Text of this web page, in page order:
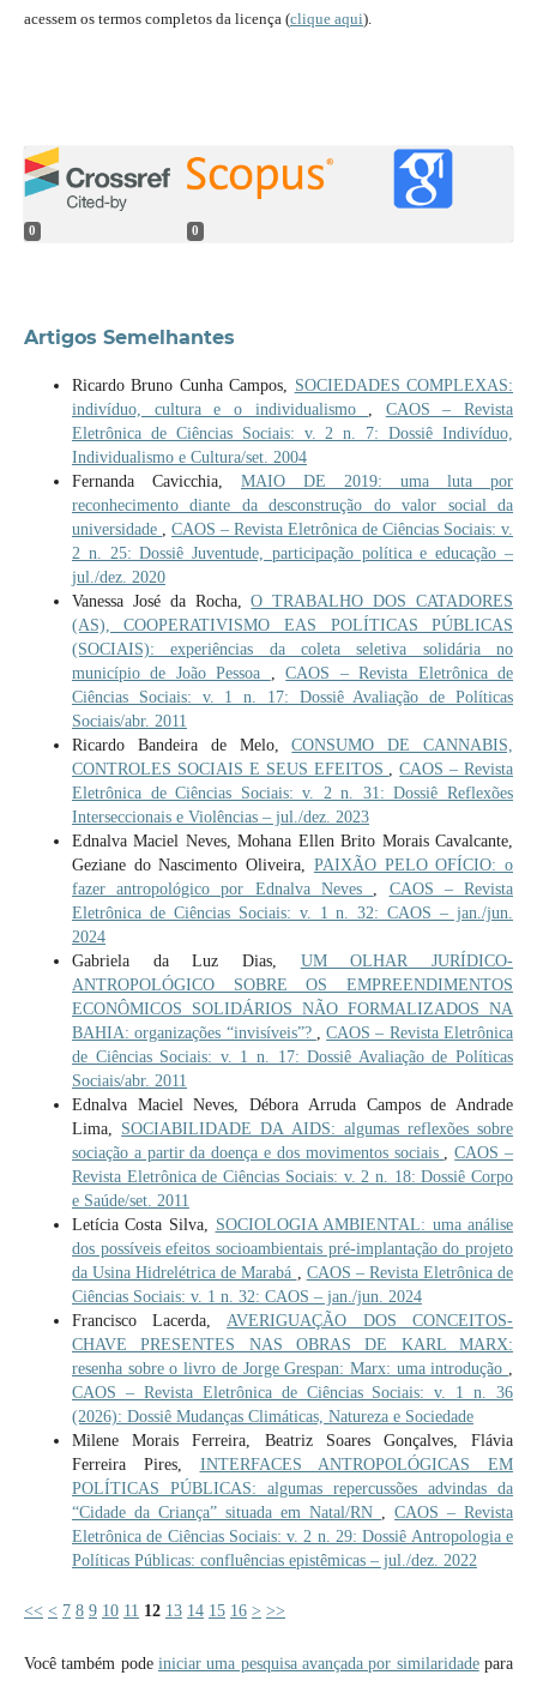
acessem os termos completos da licença (clique aqui).
0 0
Artigos Semelhantes
Ricardo Bruno Cunha Campos, SOCIEDADES COMPLEXAS:
indivíduo, cultura e o individualismo
CAOS – Revista
Eletrônica de Ciências Sociais: v. 2 n. 7: Dossiê Indivíduo,
Individualismo e Cultura/set. 2004
Fernanda Cavicchia, MAIO DE 2019: uma luta por
reconhecimento diante da desconstrução do valor social da
universidade
CAOS – Revista Eletrônica de Ciências Sociais: v.
2 n. 25: Dossiê Juventude, participação política e educação –
jul./dez. 2020
Vanessa José da Rocha,O TRABALHO DOS CATADORES
(AS), COOPERATIVISMO EAS POLÍTICAS PÚBLICAS
(SOCIAIS): experiências da coleta seletiva solidária no
município de João Pessoa
,CAOS – Revista Eletrônica de
Ciências Sociais: v. 1 n. 17: Dossiê Avaliação de Políticas
Sociais/abr. 2011
Ricardo Bandeira de Melo,CONSUMO DE CANNABIS,
CONTROLES SOCIAIS E SEUS EFEITOS
,CAOS – Revista
Eletrônica de Ciências Sociais: v. 2 n. 31: Dossiê Reflexões
Interseccionais e Violências – jul./dez. 2023
Ednalva Maciel Neves, Mohana Ellen Brito Morais Cavalcante,
Geziane do Nascimento Oliveira, PAIXÃO PELO OFÍCIO: o
fazer antropológico por Ednalva Neves
CAOS – Revista
Eletrônica de Ciências Sociais: v. 1 n. 32: CAOS – jan./jun.
2024
Gabriela da Luz Dias, UM OLHAR JURÍDICO-
ANTROPOLÓGICO SOBRE OS EMPREENDIMENTOS
ECONÔMICOS SOLIDÁRIOS NÃO FORMALIZADOS NA
BAHIA: organizações “invisíveis”?
,CAOS – Revista Eletrônica
de Ciências Sociais: v. 1 n. 17: Dossiê Avaliação de Políticas
Sociais/abr. 2011
Ednalva Maciel Neves, Débora Arruda Campos de Andrade
Lima, SOCIABILIDADE DA AIDS: algumas reflexões sobre
sociação a partir da doença e dos movimentos sociais
,CAOS –
Revista Eletrônica de Ciências Sociais: v. 2 n. 18: Dossiê Corpo
e Saúde/set. 2011
Letícia Costa Silva, SOCIOLOGIA AMBIENTAL: uma análise
dos possíveis efeitos socioambientais pré-implantação do projeto
da Usina Hidrelétrica de Marabá
CAOS – Revista Eletrônica de
Ciências Sociais: v. 1 n. 32: CAOS – jan./jun. 2024
Francisco Lacerda, AVERIGUAÇÃO DOS CONCEITOS-
CHAVE PRESENTES NAS OBRAS DE KARL MARX:
resenha sobre o livro de Jorge Grespan: Marx: uma introdução
CAOS – Revista Eletrônica de Ciências Sociais: v. 1 n. 36
(2026): Dossiê Mudanças Climáticas, Natureza e Sociedade
Milene Morais Ferreira, Beatriz Soares Gonçalves, Flávia
Ferreira Pires, INTERFACES ANTROPOLÓGICAS EM
POLÍTICAS PÚBLICAS: algumas repercussões advindas da
“Cidade da Criança” situada em Natal/RN
,CAOS – Revista
Eletrônica de Ciências Sociais: v. 2 n. 29: Dossiê Antropologia e
Políticas Públicas: confluências epistêmicas – jul./dez. 2022
<< < 7 8 9 10 11 12 13 14 15 16 > >>
Você também pode iniciar uma pesquisa avançada por similaridadepara